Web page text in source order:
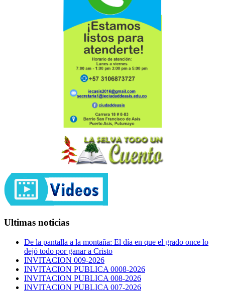
Ultimas noticias
De la pantalla a la montaña: El día en que el grado once lo
dejó todo por ganar a Cristo
INVITACION 009-2026
INVITACION PUBLICA 0008-2026
INVITACION PUBLICA 008-2026
INVITACION PUBLICA 007-2026